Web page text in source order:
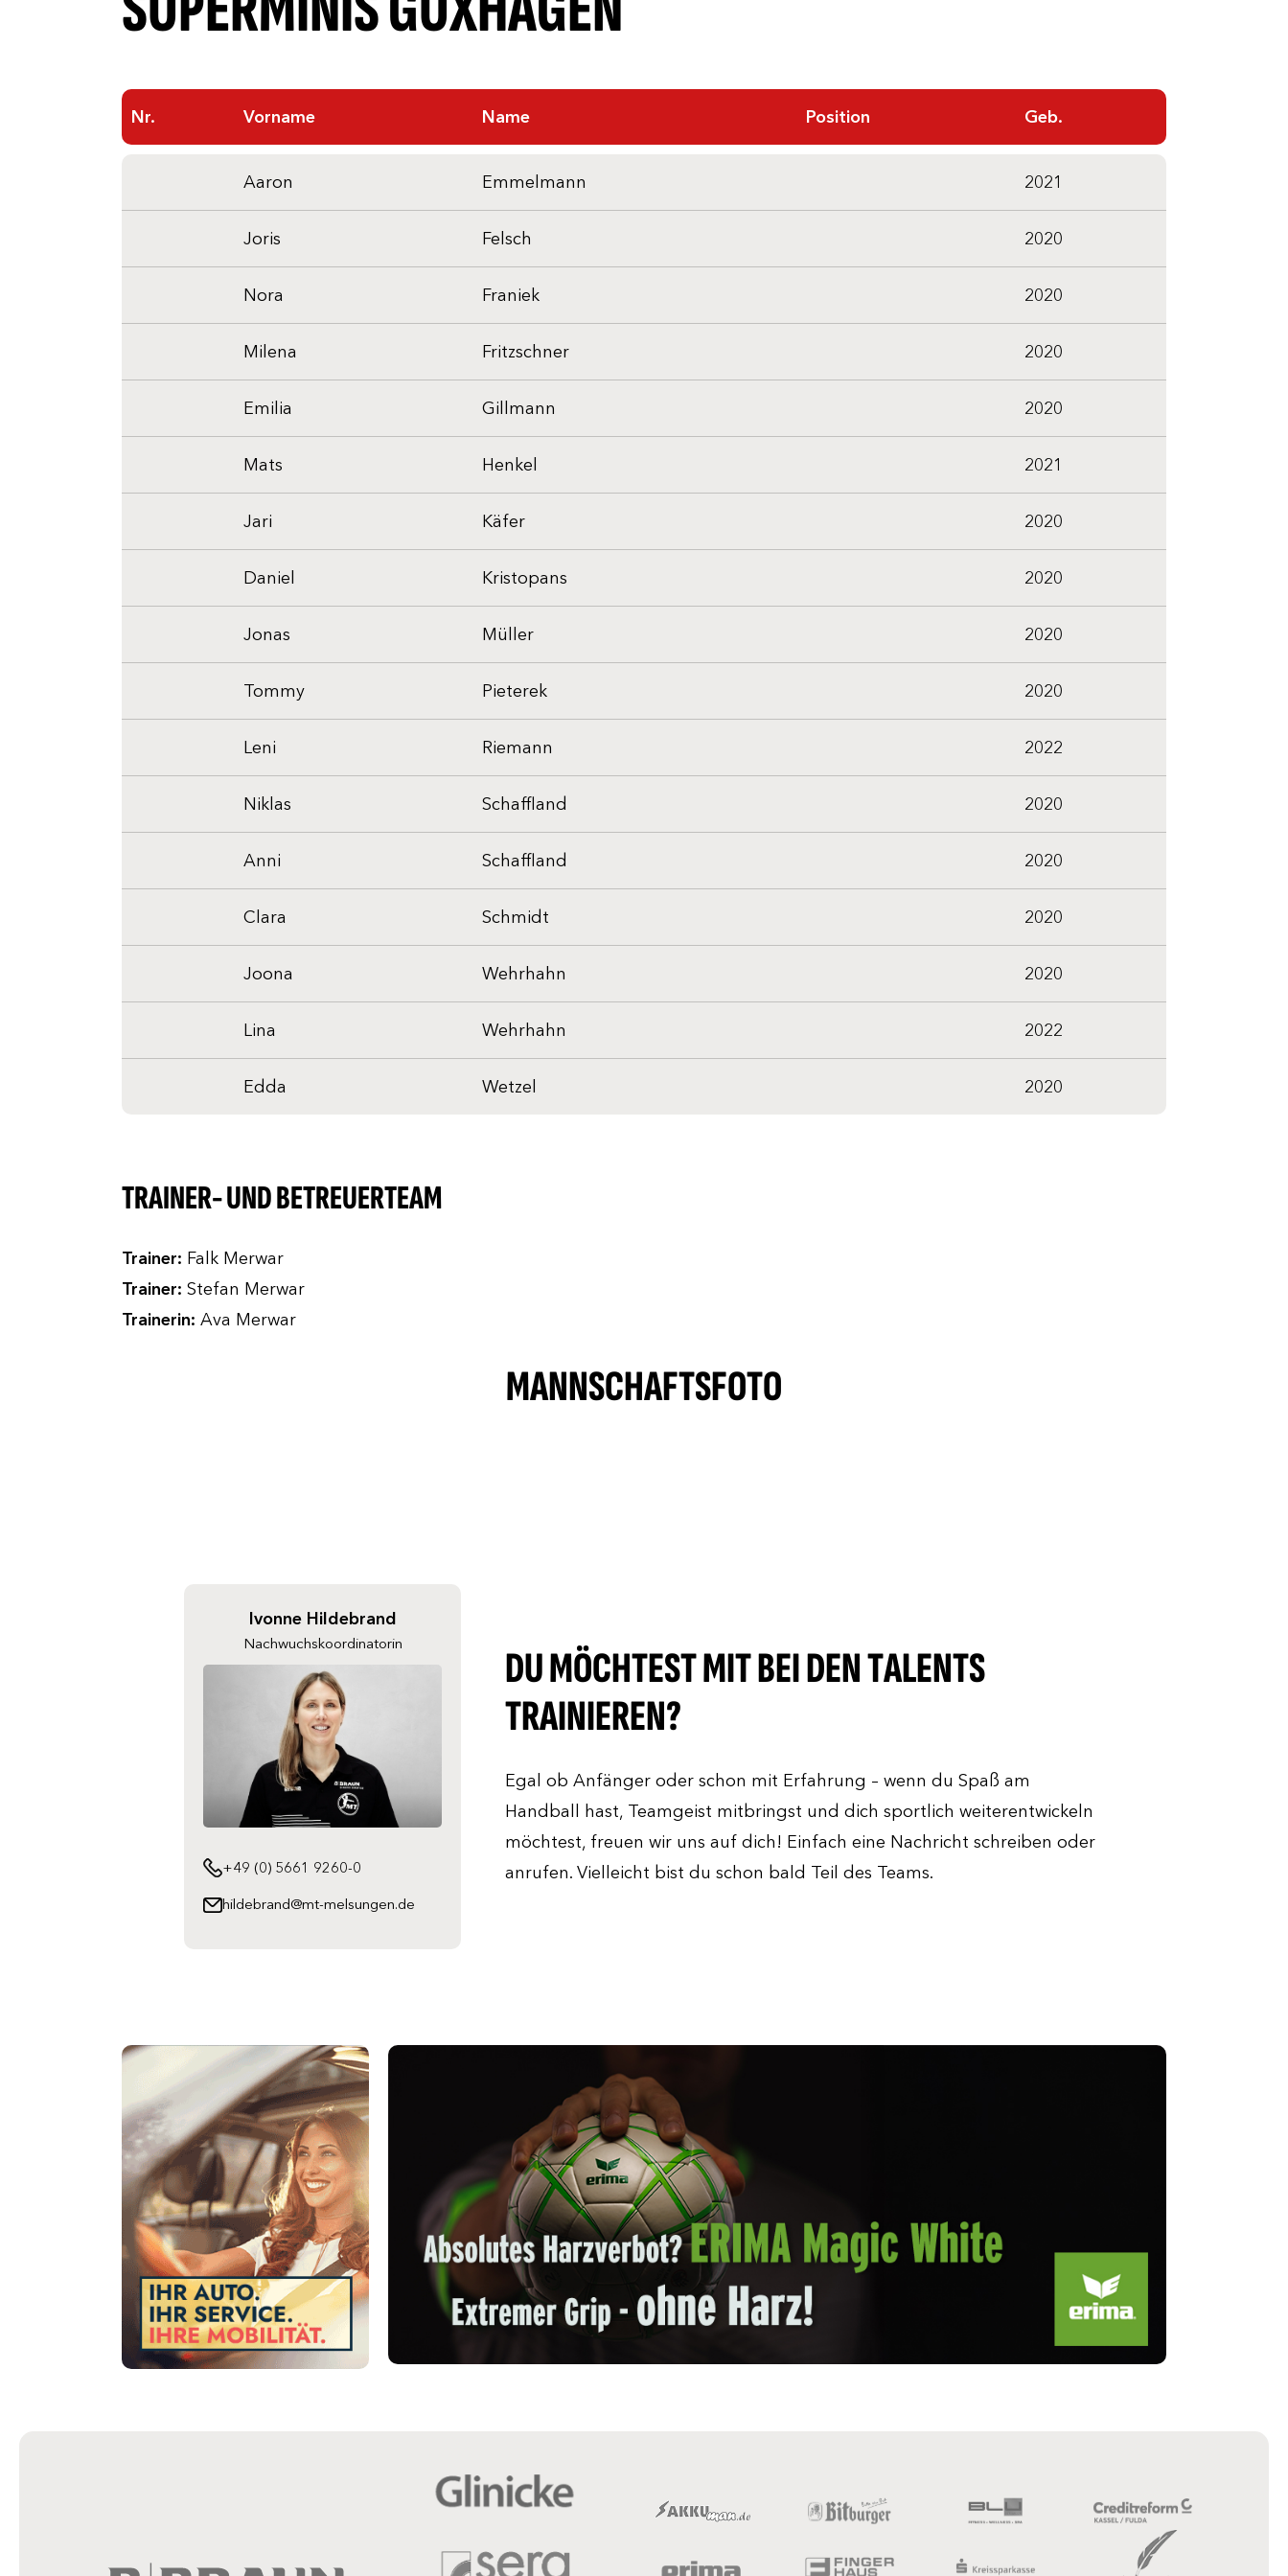
Nr. Vorname Name Position Geb.
Aaron Emmelmann 2021
Joris Felsch 2020
Nora Franiek 2020
Milena Fritzschner 2020
Emilia Gillmann 2020
Mats Henkel 2021
Jari Käfer 2020
Daniel Kristopans 2020
Jonas Müller 2020
Tommy Pieterek 2020
Leni Riemann 2022
Niklas Schaffland 2020
Anni Schaffland 2020
Clara Schmidt 2020
Joona Wehrhahn 2020
Lina Wehrhahn 2022
Edda Wetzel 2020
TRAINER- UND BETREUERTEAM
Trainer: Falk Merwar
Trainer: Stefan Merwar
Trainerin: Ava Merwar
MANNSCHAFTSFOTO
Ivonne Hildebrand
Nachwuchskoordinatorin
+49 (0) 5661 9260-0
hildebrand@mt-melsungen.de
DU MÖCHTEST MIT BEI DEN TALENTS
TRAINIEREN?
Egal ob Anfänger oder schon mit Erfahrung – wenn du Spaß am
Handball hast, Teamgeist mitbringst und dich sportlich weiterentwickeln
möchtest, freuen wir uns auf dich! Einfach eine Nachricht schreiben oder
anrufen. Vielleicht bist du schon bald Teil des Teams.